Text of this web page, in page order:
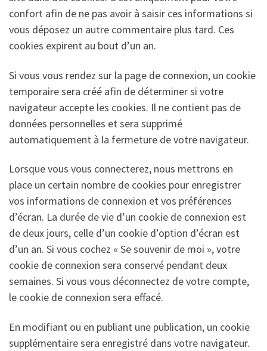
confort afin de ne pas avoir à saisir ces informations si
vous déposez un autre commentaire plus tard. Ces
cookies expirent au bout d’un an.
Si vous vous rendez sur la page de connexion, un cookie
temporaire sera créé afin de déterminer si votre
navigateur accepte les cookies. Il ne contient pas de
données personnelles et sera supprimé
automatiquement à la fermeture de votre navigateur.
Lorsque vous vous connecterez, nous mettrons en
place un certain nombre de cookies pour enregistrer
vos informations de connexion et vos préférences
d’écran. La durée de vie d’un cookie de connexion est
de deux jours, celle d’un cookie d’option d’écran est
d’un an. Si vous cochez « Se souvenir de moi », votre
cookie de connexion sera conservé pendant deux
semaines. Si vous vous déconnectez de votre compte,
le cookie de connexion sera effacé.
En modifiant ou en publiant une publication, un cookie
supplémentaire sera enregistré dans votre navigateur.